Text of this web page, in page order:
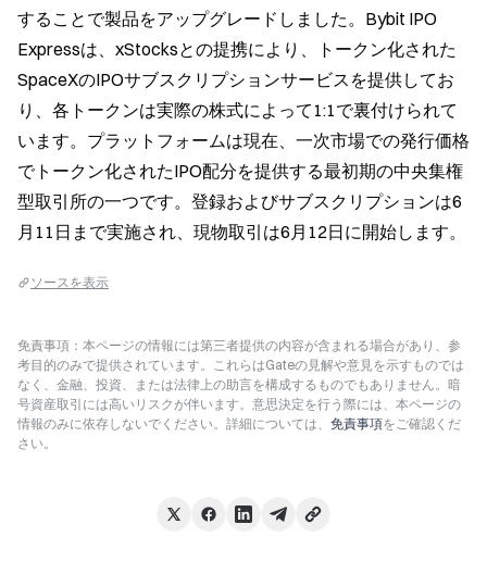
することで製品をアップグレードしました。Bybit IPO
Expressは、xStocksとの提携により、トークン化された
SpaceXのIPOサブスクリプションサービスを提供してお
り、各トークンは実際の株式によって1:1で裏付けられて
います。プラットフォームは現在、一次市場での発行価格
でトークン化されたIPO配分を提供する最初期の中央集権
型取引所の一つです。登録およびサブスクリプションは6
月11日まで実施され、現物取引は6月12日に開始します。
ソースを表示
免責事項：本ページの情報には第三者提供の内容が含まれる場合があり、参
考目的のみで提供されています。これらはGateの見解や意見を示すものでは
なく、金融、投資、または法律上の助言を構成するものでもありません。暗
号資産取引には高いリスクが伴います。意思決定を行う際には、本ページの
情報のみに依存しないでください。詳細については、 免責事項をご確認くだ
さい。